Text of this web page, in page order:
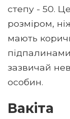
степу - 50.
розміром,
мають
зазвичай
особин.
Вакіта